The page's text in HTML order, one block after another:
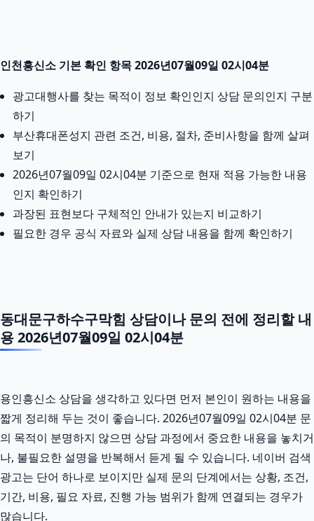
인천흥신소 기본 확인 항목 2026년07월09일 02시04분
광고대행사를 찾는 목적이 정보 확인인지 상담 문의인지 구분
하기
부산휴대폰성지 관련 조건, 비용, 절차, 준비사항을 함께 살펴
보기
2026년07월09일 02시04분 기준으로 현재 적용 가능한 내용
인지 확인하기
과장된 표현보다 구체적인 안내가 있는지 비교하기
필요한 경우 공식 자료와 실제 상담 내용을 함께 확인하기
동대문구하수구막힘 상담이나 문의 전에 정리할 내
용 2026년07월09일 02시04분
용인흥신소 상담을 생각하고 있다면 먼저 본인이 원하는 내용을
짧게 정리해 두는 것이 좋습니다. 2026년07월09일 02시04분 문
의 목적이 분명하지 않으면 상담 과정에서 중요한 내용을 놓치거
나, 불필요한 설명을 반복해서 듣게 될 수 있습니다. 네이버 검색
광고는 단어 하나로 보이지만 실제 문의 단계에서는 상황, 조건,
기간, 비용, 필요 자료, 진행 가능 범위가 함께 연결되는 경우가
많습니다.